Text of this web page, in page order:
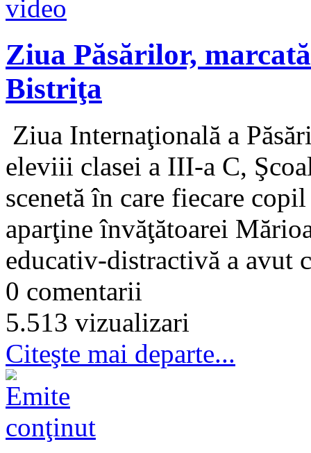
Ziua Păsărilor,
Bistriţa
Ziua Internaţională a
eleviii clasei a III-a C,
scenetă în care fiecare
aparţine învăţătoarei
educativ-distractivă a avut
0 comentarii
5.513 vizualizari
Citeşte mai departe...